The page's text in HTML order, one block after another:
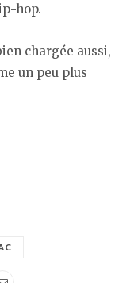
hop.
chargée aussi,
un peu plus